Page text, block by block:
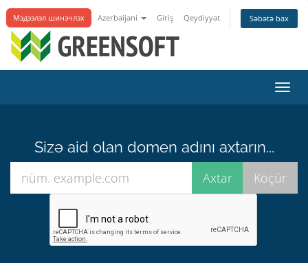
Мэдээлэл шинэчлэх Azerbaijani Giriş Qeydiyyat Səbətə bax
keçid
Sizə aid olan domen adını axtarın...